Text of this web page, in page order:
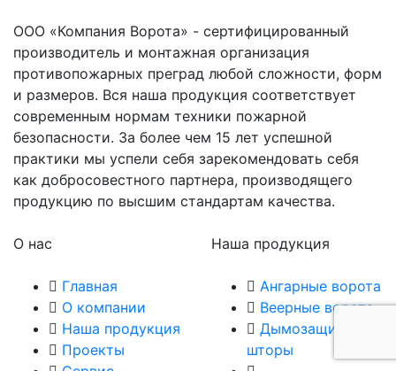
ООО «Компания Ворота» - сертифицированный
производитель и монтажная организация
противопожарных преград любой сложности, форм
и размеров. Вся наша продукция соответствует
современным нормам техники пожарной
безопасности. За более чем 15 лет успешной
практики мы успели себя зарекомендовать себя
как добросовестного партнера, производящего
продукцию по высшим стандартам качества.
О нас
Главная
О компании
Наша продукция
Проекты
Наша продукция
Ангарные ворота
Веерные ворота
Дымозащитные
шторы